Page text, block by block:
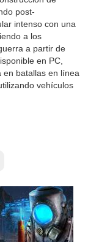
post-
intenso con una
a los
a partir de
en PC,
en batallas en línea
vehículos